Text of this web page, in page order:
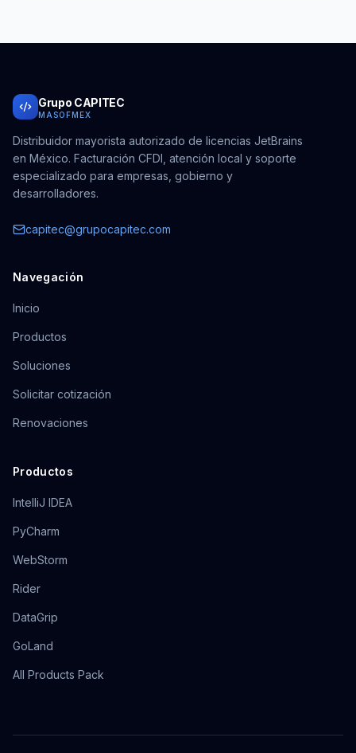
Grupo CAPITEC
MASOFMEX
Distribuidor mayorista autorizado de licencias JetBrains
en México. Facturación CFDI, atención local y soporte
especializado para empresas, gobierno y
desarrolladores.
capitec@grupocapitec.com
Navegación
Inicio
Productos
Soluciones
Solicitar cotización
Renovaciones
Productos
IntelliJ IDEA
PyCharm
WebStorm
Rider
DataGrip
GoLand
All Products Pack